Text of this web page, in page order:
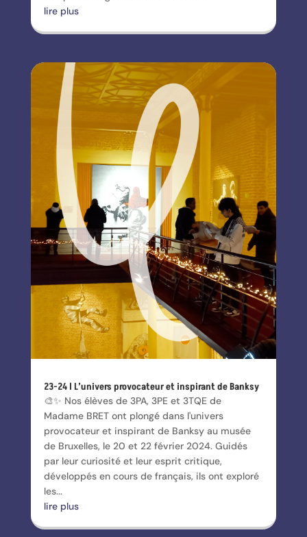
lire plus
23-24 l L’univers provocateur et inspirant de Banksy
🎨✨ Nos élèves de 3PA, 3PE et 3TQE de
Madame BRET ont plongé dans l'univers
provocateur et inspirant de Banksy au musée
de Bruxelles, le 20 et 22 février 2024. Guidés
par leur curiosité et leur esprit critique,
développés en cours de français, ils ont exploré
les...
lire plus